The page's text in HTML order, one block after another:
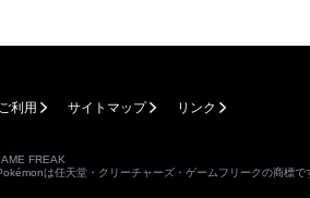
利用 サイトマップ リンク
FREAK
は任天堂・クリーチャーズ・ゲームフリークの商標で